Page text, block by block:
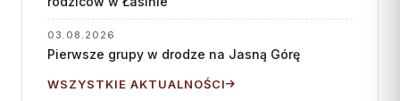
03.08.2026
Pierwsze grupy w drodze na Jasną Górę
WSZYSTKIE AKTUALNOŚCI